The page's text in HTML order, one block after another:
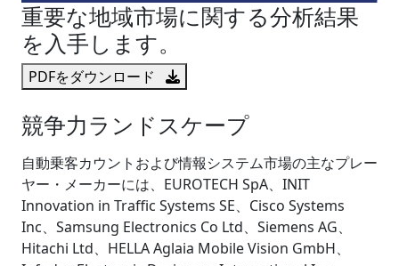
重要な地域市場に関する分析結果
を入手します。
PDFをダウンロード
競争力ランドスケープ
自動乗客カウントおよび情報システム市場の主なプレー
ヤー・メーカーには、EUROTECH SpA、INIT
Innovation in Traffic Systems SE、Cisco Systems
Inc、Samsung Electronics Co Ltd、Siemens AG、
Hitachi Ltd、HELLA Aglaia Mobile Vision GmbH、